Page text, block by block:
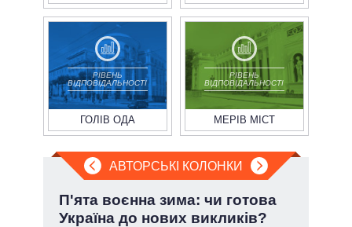
РІВЕНЬ
ВІДПОВІДАЛЬНОСТІ
ГОЛІВ ОДА
РІВЕНЬ
ВІДПОВІДАЛЬНОСТІ
МЕРІВ МІСТ
АВТОРСЬКІ КОЛОНКИ
П'ята воєнна зима: чи готова
Україна до нових викликів?